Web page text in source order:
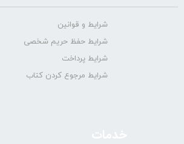
شرایط و قوانین
شرایط حفظ حریم شخصی
شرایط پرداخت
شرایط مرجوع کردن کتاب